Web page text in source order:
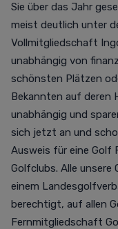
Sie über das Jahr
meist deutlich unter
Vollmitgliedschaft
unabhängig von
schönsten Plätzen
Bekannten auf deren
unabhängig und
sich jetzt an und
Ausweis für eine Golf
Golfclubs. Alle unsere
einem
berechtigt, auf allen
Fernmitgliedschaft